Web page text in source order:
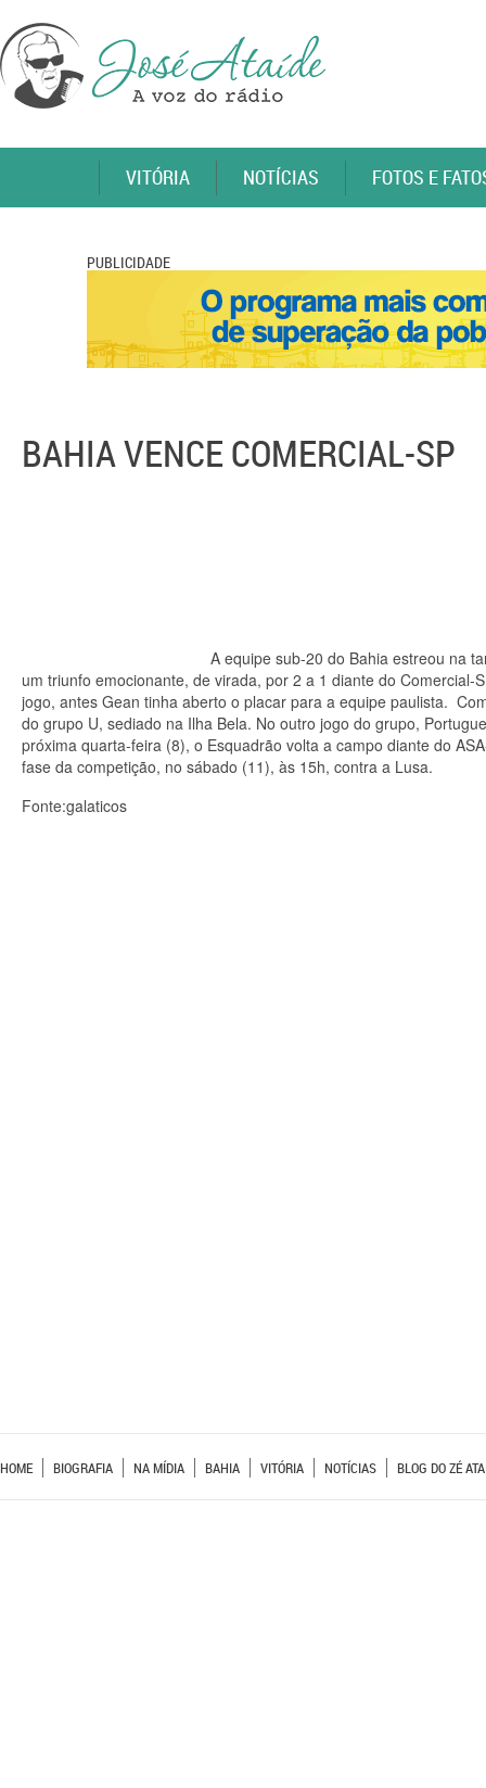
VITÓRIA NOTÍCIAS FOTOS E
PUBLICIDADE
BAHIA VENCE COMERCIAL-SP
A equipe sub-20 do Bahia estreou na
um triunfo emocionante, de virada, por 2 a 1 diante do
jogo, antes Gean tinha aberto o placar para a equipe paulista.
do grupo U, sediado na Ilha Bela. No outro jogo do grupo,
próxima quarta-feira (8), o Esquadrão volta a campo diante do
fase da competição, no sábado (11), às 15h, contra a Lusa.
Fonte:galaticos
HOME BIOGRAFIA NA MÍDIA BAHIA VITÓRIA NOTÍCIAS BLOG DO ZÉ